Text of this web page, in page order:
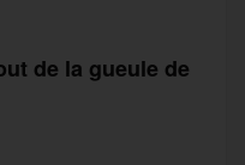
de la gueule de